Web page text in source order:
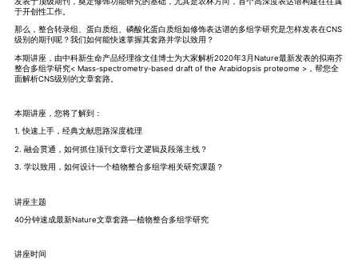
于开创性工作。
那么，整合转录组、蛋白质组、磷酸化蛋白质组如修饰表达谱的多组学研究是怎样发表在CNS
级别的期刊呢？我们如何能快速掌握其套路并学以致用？
本期讲座，由中科新生命产品经理徐文佳博士为大家解析2020年3月Nature最新发表的拟南芥
整合多组学研究< Mass-spectrometry-based draft of the Arabidopsis proteome >，帮您全
面解析CNS级别的文章套路。
本期讲座，您将了解到：
1. 快速上手，经典文献思路深度梳理
2. 融会贯通，如何抓住顶刊文章行文逻辑及段落主线？
3. 学以致用，如何设计一个植物整合多组学相关研究课题？
讲座主题
40分钟速成最新Nature文章套路—植物整合多组学研究
讲座时间